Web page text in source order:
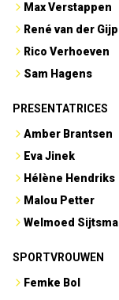
Max Verstappen
René van der Gijp
Rico Verhoeven
Sam Hagens
PRESENTATRICES
Amber Brantsen
Eva Jinek
Hélène Hendriks
Malou Petter
Welmoed Sijtsma
SPORTVROUWEN
Femke Bol